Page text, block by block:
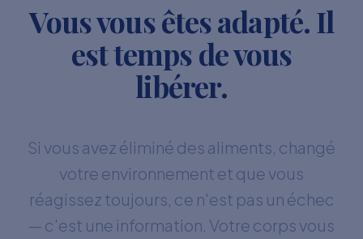
Vous vous êtes adapté. Il
est temps de vous
libérer.
Si vous avez éliminé des aliments, changé
votre environnement et que vous
réagissez toujours, ce n'est pas un échec
— c'est une information. Votre corps vous